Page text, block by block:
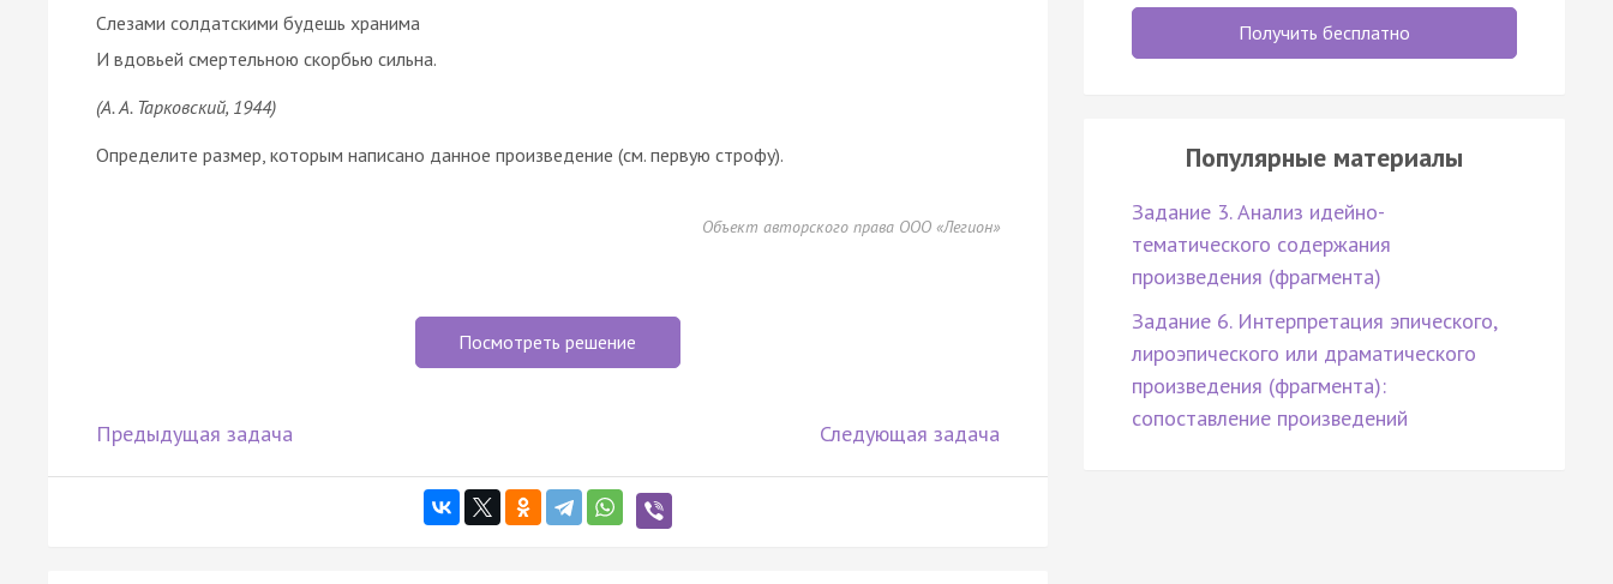
Слезами солдатскими будешь хранима
И вдовьей смертельною скорбью сильна.
(А. А. Тарковский, 1944)
Определите размер, которым написано данное произведение (см. первую строфу).
Объект авторского права ООО «Легион»
Посмотреть решение
Предыдущая задача Следующая задача
Получить бесплатно
Популярные материалы
Задание 3. Анализ идейно-
тематического содержания
произведения (фрагмента)
Задание 6. Интерпретация эпического,
лироэпического или драматического
произведения (фрагмента):
сопоставление произведений